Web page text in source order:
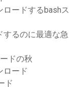
ードするbashス
するのに最適な急
ドの秋
ロード
ド